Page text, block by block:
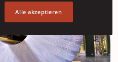
Alle akzeptieren